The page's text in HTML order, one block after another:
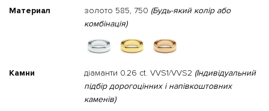
Материал
золото 585, 750 (Будь-який колір або
комбінація)
Камни діаманти 0.26 ct. VVS1/VVS2 (Індивідуальний
підбір дорогоцінних і напівкоштовних
каменів)